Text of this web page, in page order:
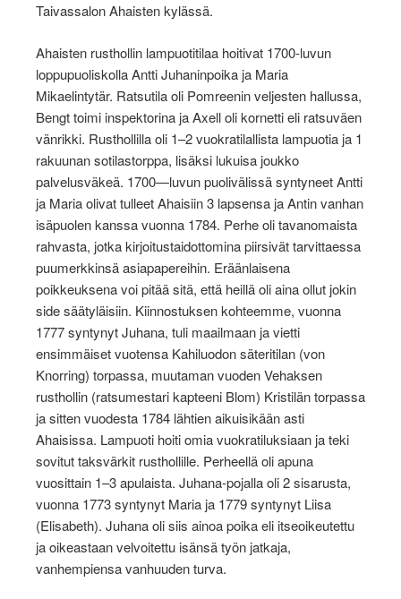
Taivassalon Ahaisten kylässä.
Ahaisten rusthollin lampuotitilaa hoitivat 1700-luvun
loppupuoliskolla Antti Juhaninpoika ja Maria
Mikaelintytär. Ratsutila oli Pomreenin veljesten hallussa,
Bengt toimi inspektorina ja Axell oli kornetti eli ratsuväen
vänrikki. Rusthollilla oli 1–2 vuokratilallista lampuotia ja 1
rakuunan sotilastorppa, lisäksi lukuisa joukko
palvelusväkeä. 1700—luvun puolivälissä syntyneet Antti
ja Maria olivat tulleet Ahaisiin 3 lapsensa ja Antin vanhan
isäpuolen kanssa vuonna 1784. Perhe oli tavanomaista
rahvasta, jotka kirjoitustaidottomina piirsivät tarvittaessa
puumerkkinsä asiapapereihin. Eräänlaisena
poikkeuksena voi pitää sitä, että heillä oli aina ollut jokin
side säätyläisiin. Kiinnostuksen kohteemme, vuonna
1777 syntynyt Juhana, tuli maailmaan ja vietti
ensimmäiset vuotensa Kahiluodon säteritilan (von
Knorring) torpassa, muutaman vuoden Vehaksen
rusthollin (ratsumestari kapteeni Blom) Kristilän torpassa
ja sitten vuodesta 1784 lähtien aikuisikään asti
Ahaisissa. Lampuoti hoiti omia vuokratiluksiaan ja teki
sovitut taksvärkit rusthollille. Perheellä oli apuna
vuosittain 1–3 apulaista. Juhana-pojalla oli 2 sisarusta,
vuonna 1773 syntynyt Maria ja 1779 syntynyt Liisa
(Elisabeth). Juhana oli siis ainoa poika eli itseoikeutettu
ja oikeastaan velvoitettu isänsä työn jatkaja,
vanhempiensa vanhuuden turva.